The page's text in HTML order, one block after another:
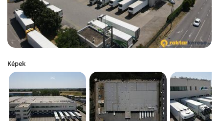
Képek